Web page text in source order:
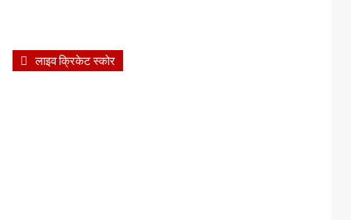
लाइव क्रिकेट स्कोर